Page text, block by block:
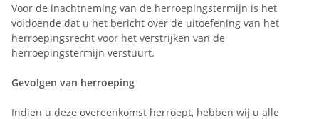
Voor de inachtneming van de herroepingstermijn is het
voldoende dat u het bericht over de uitoefening van het
herroepingsrecht voor het verstrijken van de
herroepingstermijn verstuurt.
Gevolgen van herroeping
Indien u deze overeenkomst herroept, hebben wij u alle